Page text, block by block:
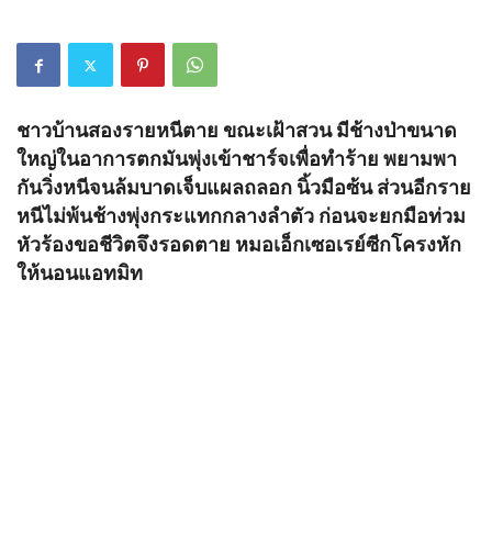
ชาวบ้านสองรายหนีตาย ขณะเฝ้าสวน มีช้างป่าขนาด
ใหญ่ในอาการตกมันพุ่งเข้าชาร์จเพื่อทำร้าย พยามพา
กันวิ่งหนีจนล้มบาดเจ็บแผลถลอก นิ้วมือซ้น ส่วนอีกราย
หนีไม่พ้นช้างพุ่งกระแทกกลางลำตัว ก่อนจะยกมือท่วม
หัวร้องขอชีวิตจึงรอดตาย หมอเอ็กเซอเรย์ซีกโครงหัก
ให้นอนแอทมิท